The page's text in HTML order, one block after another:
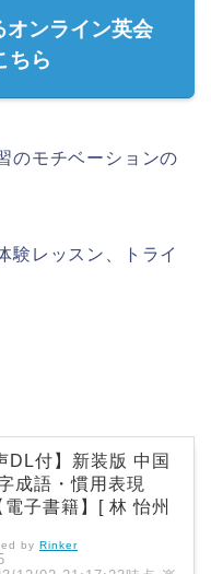
オンライン英会
ら
のモチベーションの
験レッスン、トライ
DL付】新装版 中国
成語・慣用表現
子書籍】[ 林 怡州
by Rinker